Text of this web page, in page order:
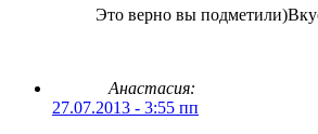
Это верно вы
Aнастасия:
27.07.2013 - 3:55 пп